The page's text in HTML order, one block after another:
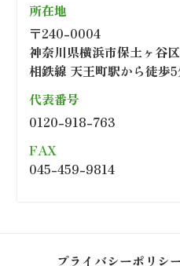
所在地
〒240-0004
神奈川県横浜市保土ヶ谷
相鉄線 天王町駅から徒歩
代表番号
0120-918-763
FAX
045-459-9814
プライバシーポリシ